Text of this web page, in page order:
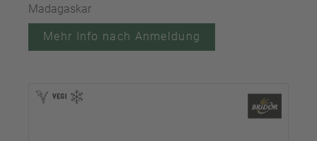
Madagaskar
Mehr Info nach Anmeldung